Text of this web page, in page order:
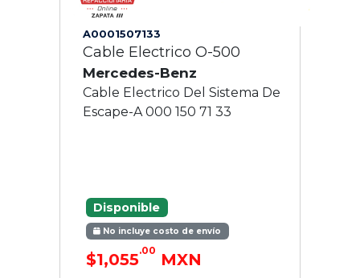
A0001507133
Cable Electrico O-500
Mercedes-Benz
Cable Electrico Del Sistema De
Escape-A 000 150 71 33
Disponible
No incluye costo de envío
$1,055.00 MXN